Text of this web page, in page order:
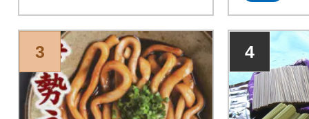
く問題が無
に全部で
す。入っ
ございませ
の都度変更
3 4